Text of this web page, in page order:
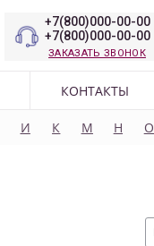
+7(800)000-00-00
+7(800)000-00-00
ЗАКАЗАТЬ ЗВОНОК
КОНТАКТЫ
И К М Н О